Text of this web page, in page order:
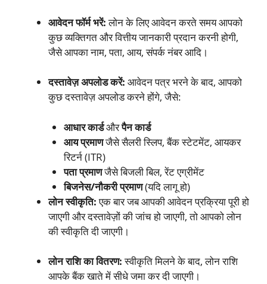
आवेदन फॉर्म भरें:लोन के लिए आवेदन करते समय आपको
कुछ व्यक्तिगत और वित्तीय जानकारी प्रदान करनी होगी,
जैसे आपका नाम, पता, आय, संपर्क नंबर आदि।
दस्तावेज़ अपलोड करें: आवेदन पत्र भरने के बाद, आपको
कुछ दस्तावेज़ अपलोड करने होंगे, जैसे:
आधार कार्डऔरपैन कार्ड
आय प्रमाणजैसे सैलरी स्लिप, बैंक स्टेटमेंट, आयकर
रिटर्न (ITR)
पता प्रमाणजैसे बिजली बिल, रेंट एग्रीमेंट
बिजनेस/नौकरी प्रमाण(यदि लागू हो)
लोन स्वीकृति:एक बार जब आपकी आवेदन प्रक्रिया पूरी हो
जाएगी और दस्तावेज़ों की जांच हो जाएगी, तो आपको लोन
की स्वीकृति दी जाएगी।
लोन राशि का वितरण:स्वीकृति मिलने के बाद, लोन राशि
आपके बैंक खाते में सीधे जमा कर दी जाएगी।